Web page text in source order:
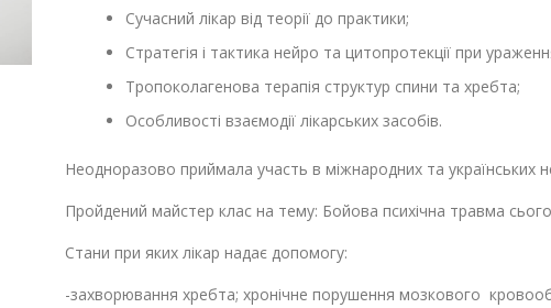
Сучасний лікар від теорії до практики;
Стратегія і тактика нейро та цитопротекції при
Тропоколагенова терапія структур спини та хребта;
Особливості взаємодії лікарських засобів.
Неодноразово приймала участь в міжнародних та українських
Пройдений майстер клас на тему: Бойова психічна травма
Стани при яких лікар надає допомогу:
-захворювання хребта; хронічне порушення мозкового